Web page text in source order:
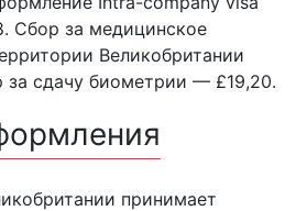
Сбор за медицинское
Великобритании
сдачу биометрии — £19,20.
принимает